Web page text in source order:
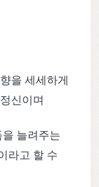
을 세세하게
신이며
늘려주는
라고 할 수